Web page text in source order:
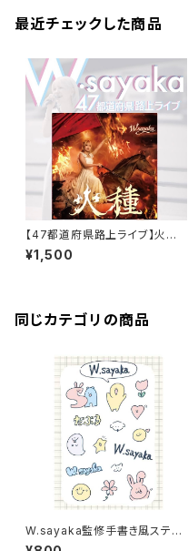
最近チェックした商品
【47都道府県路上ライブ】火種/
W.sayaka
¥1,500
同じカテゴリの商品
W.sayaka監修手書き風ステッ
カー